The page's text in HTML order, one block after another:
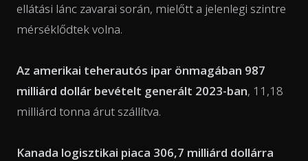
ellátási lánc zavarai során, mielőtt a jelenlegi szintre
mérséklődtek volna.
Az amerikai teherautós ipar önmagában 987
milliárd dollár bevételt generált 2023-ban, 11,18
milliárd tonna árut szállítva.
Kanada logisztikai piaca 306,7 milliárd dollárra